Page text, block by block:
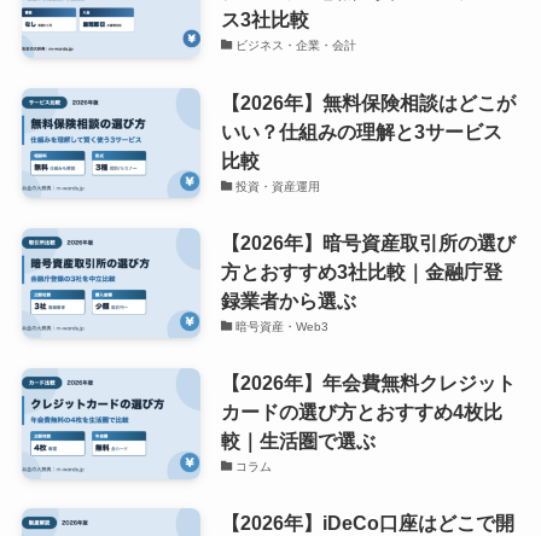
ス3社比較
ビジネス・企業・会計
【2026年】無料保険相談はどこが
いい？仕組みの理解と3サービス
比較
投資・資産運用
【2026年】暗号資産取引所の選び
方とおすすめ3社比較｜金融庁登
録業者から選ぶ
暗号資産・Web3
【2026年】年会費無料クレジット
カードの選び方とおすすめ4枚比
較｜生活圏で選ぶ
コラム
【2026年】iDeCo口座はどこで開